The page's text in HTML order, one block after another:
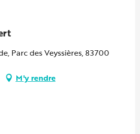
Parc des Veyssières, 83700
M'y rendre